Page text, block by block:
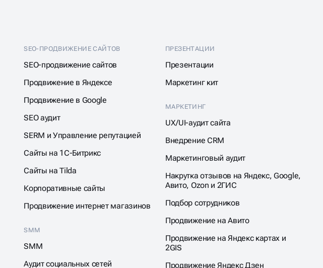
SEO-ПРОДВИЖЕНИЕ САЙТОВ
SEO-продвижение сайтов
Продвижение в Яндексе
Продвижение в Google
SEO аудит
SERM и Управление репутацией
Сайты на 1С-Битрикс
Сайты на Tilda
Корпоративные сайты
Продвижение интернет магазинов
SMM
SMM
Аудит социальных сетей
ПРЕЗЕНТАЦИИ
Презентации
Маркетинг кит
МАРКЕТИНГ
UX/UI-аудит сайта
Внедрение CRM
Маркетинговый аудит
Накрутка отзывов на Яндекс, Google,
Авито, Ozon и 2ГИС
Подбор сотрудников
Продвижение на Авито
Продвижение на Яндекс картах и
2GIS
Продвижение Яндекс Дзен